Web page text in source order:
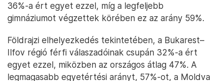
36%-a ért egyet ezzel, míg a legfeljebb
gimnáziumot végzettek körében ez az arány 59%.
Földrajzi elhelyezkedés tekintetében, a Bukarest–
Ilfov régió férfi válaszadóinak csupán 32%-a ért
egyet ezzel, miközben az országos átlag 47%. A
legmagasabb egyetértési arányt, 57%-ot, a Moldva